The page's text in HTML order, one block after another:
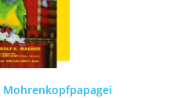
Mohrenkopfpapagei